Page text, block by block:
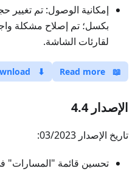
بكسل؛ تم إصلاح مشكلة
لقارئات الشاشة.
📖
Read more
⬇
الإصدار 4.4
تاريخ الإصدار 03/2023:
تحسين قائمة "المسارات"